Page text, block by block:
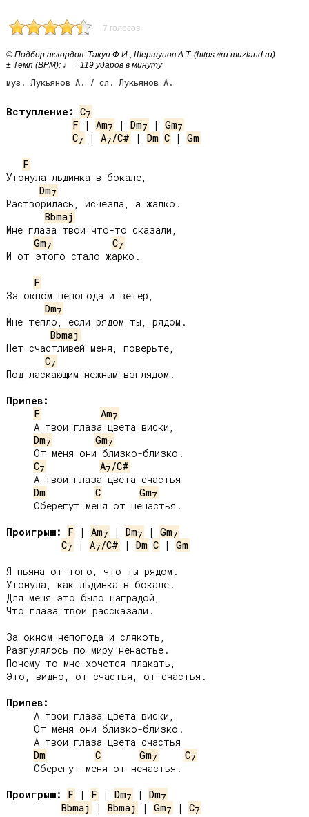
7 голосов
© Подбор аккордов: Такун Ф.И., Шершунов А.Т. (https://ru.muzland.ru)
± Темп (BPM): ♩ = 119 ударов в минуту
муз. Лукьянов А. / сл. Лукьянов А.
Вступление: C7
F | Am7 | Dm7 | Gm7
C7 | A7/C# | Dm C | Gm
F
Утонула льдинка в бокале,
Dm7
Растворилась, исчезла, а жалко.
Bbmaj
Мне глаза твои что-то сказали,
Gm7 C7
И от этого стало жарко.
F
За окном непогода и ветер,
Dm7
Мне тепло, если рядом ты, рядом.
Bbmaj
Нет счастливей меня, поверьте,
C7
Под ласкающим нежным взглядом.
Припев:
F
Am7
Dm7 Gm7
C7 A7/C#
Dm
C Gm7
Проигрыш:
F | Am7 | Dm7 | Gm7
C7 | A7/C# | Dm C | Gm
Я пьяна от того, что ты рядом.
Утонула, как льдинка в бокале.
Для меня это было наградой,
Что глаза твои рассказали.
За окном непогода и слякоть,
Разгулялось по миру ненастье.
Почему-то мне хочется плакать,
Это, видно, от счастья, от счастья.
Припев:
Dm
C Gm7 C7
Проигрыш:
F | F | Dm7 | Dm7
Bbmaj | Bbmaj | Gm7 | C7